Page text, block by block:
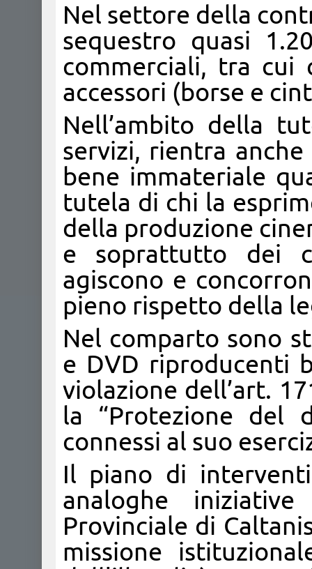
Nel settore della
sequestro quasi
commerciali, tra cui
accessori (borse e
Nell’ambito della
servizi, rientra
bene immateriale
tutela di chi la
della produzione
e soprattutto dei
agiscono e
pieno rispetto della
Nel comparto sono
e DVD riproducenti
violazione dell’art.
la “Protezione
connessi al suo
Il piano di
analoghe
Provinciale di
missione